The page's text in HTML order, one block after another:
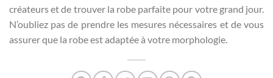
créateurs et de trouver la robe parfaite pour votre grand jour.
N’oubliez pas de prendre les mesures nécessaires et de vous
assurer que la robe est adaptée à votre morphologie.